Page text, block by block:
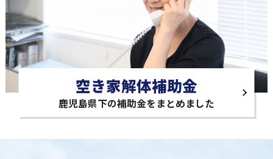
空き家解体補助金
鹿児島県下の補助金をまとめました